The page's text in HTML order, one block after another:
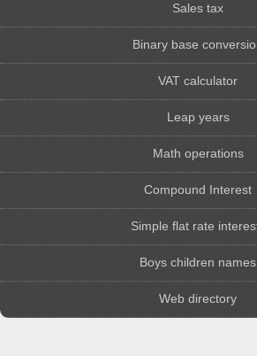
Sales tax
Binary base
VAT calculator
Leap years
Math operations
Compound Interest
Simple flat rate
Boys children names
Web directory